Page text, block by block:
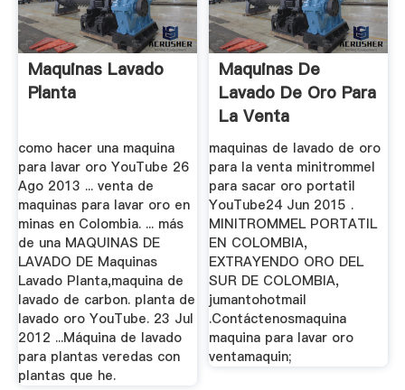
Maquinas Lavado
Planta
como hacer una maquina
para lavar oro YouTube 26
Ago 2013 ... venta de
maquinas para lavar oro en
minas en Colombia. ... más
de una MAQUINAS DE
LAVADO DE Maquinas
Lavado Planta,maquina de
lavado de carbon. planta de
lavado oro YouTube. 23 Jul
2012 ...Máquina de lavado
para plantas veredas con
plantas que he.
Maquinas De
Lavado De Oro Para
La Venta
maquinas de lavado de oro
para la venta minitrommel
para sacar oro portatil
YouTube24 Jun 2015 .
MINITROMMEL PORTATIL
EN COLOMBIA,
EXTRAYENDO ORO DEL
SUR DE COLOMBIA,
jumantohotmail
.Contáctenosmaquina
maquina para lavar oro
ventamaquin;